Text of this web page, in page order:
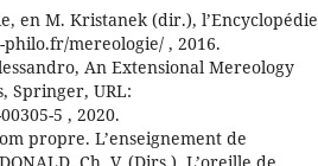
en M. Kristanek (dir.), l’Encyclopédie
mereologie/ , 2016.
An Extensional Mereology
Springer, URL:
5 , 2020.
propre. L’enseignement de